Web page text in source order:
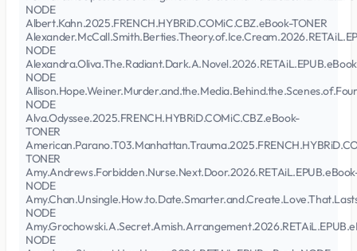
NODE
Albert.Kahn.2025.FRENCH.HYBRiD.COMiC.CBZ.eBook-TONER
NODE
NODE
NODE
Alva.Odyssee.2025.FRENCH.HYBRiD.COMiC.CBZ.eBook-
TONER
TONER
NODE
NODE
NODE